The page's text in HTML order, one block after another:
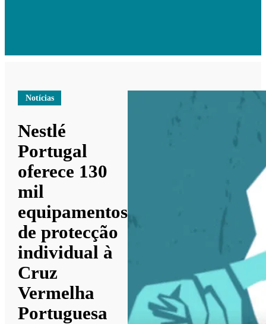
Notícias
Nestlé
Portugal
oferece 130
mil
equipamentos
de protecção
individual à
Cruz
Vermelha
Portuguesa